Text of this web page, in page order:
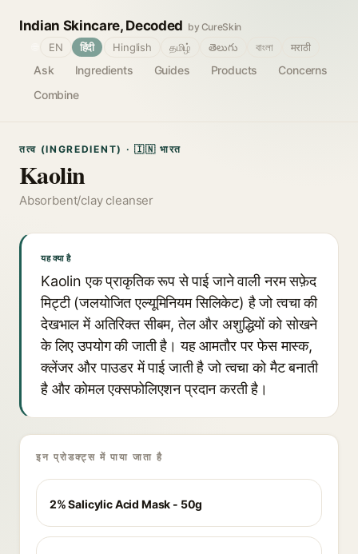
Indian Skincare, Decoded by CureSkin
Ask Ingredients Guides Products
Concerns
Combine
EN हिंदी Hinglish தமிழ் తెలుగు বাংলা मराठी
तत्व (INGREDIENT) · 🇮🇳 भारत
Kaolin
Absorbent/clay cleanser
यह क्या है
Kaolin एक प्राकृतिक रूप से पाई जाने वाली नरम सफ़ेद
मिट्टी (जलयोजित एल्यूमिनियम सिलिकेट) है जो त्वचा की
देखभाल में अतिरिक्त सीबम, तेल और अशुद्धियों को सोखने
के लिए उपयोग की जाती है। यह आमतौर पर फेस मास्क,
क्लेंजर और पाउडर में पाई जाती है जो त्वचा को मैट बनाती
है और कोमल एक्सफोलिएशन प्रदान करती है।
इन प्रोडक्ट्स में पाया जाता है
2% Salicylic Acid Mask - 50g